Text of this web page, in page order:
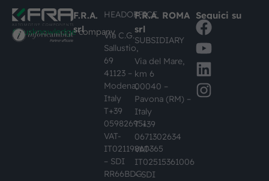
#busknowledgecompany
F.R.A.
srl
HEADOFFICE
Via C.G.
Sallustio,
69
41123 –
Modena,
Italy
T+39
059826951
VAT-
IT02119860365
– SDI
RR66BDG
F.R.A. ROMA
srl
SUBSIDIARY
Via del Mare,
km 6
00040 –
Pavona (RM) –
Italy
T +39
0671302634
VAT-
IT02515361006
– SDI
Seguici su